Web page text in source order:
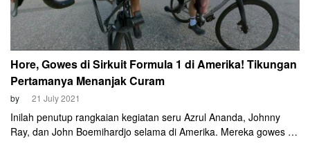
Hore, Gowes di Sirkuit Formula 1 di Amerika! Tikungan
Pertamanya Menanjak Curam
by 21 July 2021
Inilah penutup rangkaian kegiatan seru Azrul Ananda, Johnny
Ray, dan John Boemihardjo selama di Amerika. Mereka gowes di